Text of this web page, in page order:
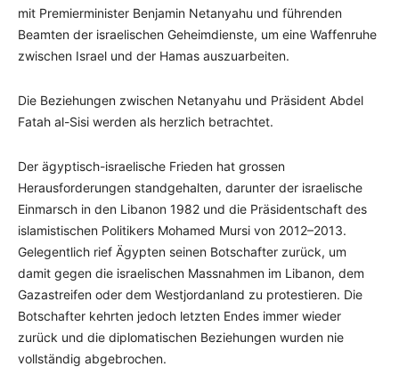
mit Premierminister Benjamin Netanyahu und führenden
Beamten der israelischen Geheimdienste, um eine Waffenruhe
zwischen Israel und der Hamas auszuarbeiten.
Die Beziehungen zwischen Netanyahu und Präsident Abdel
Fatah al-Sisi werden als herzlich betrachtet.
Der ägyptisch-israelische Frieden hat grossen
Herausforderungen standgehalten, darunter der israelische
Einmarsch in den Libanon 1982 und die Präsidentschaft des
islamistischen Politikers Mohamed Mursi von 2012–2013.
Gelegentlich rief Ägypten seinen Botschafter zurück, um
damit gegen die israelischen Massnahmen im Libanon, dem
Gazastreifen oder dem Westjordanland zu protestieren. Die
Botschafter kehrten jedoch letzten Endes immer wieder
zurück und die diplomatischen Beziehungen wurden nie
vollständig abgebrochen.